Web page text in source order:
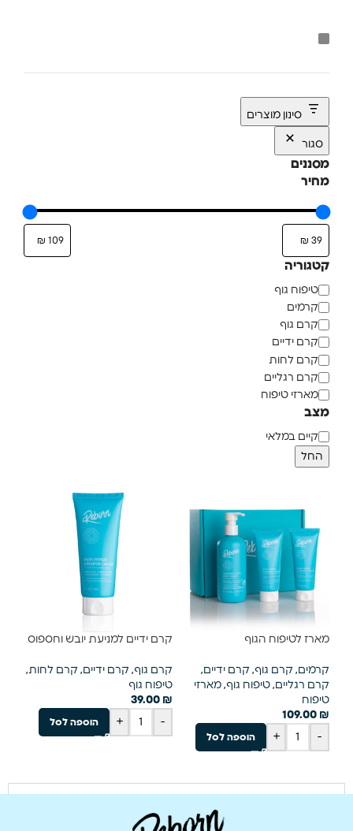
סינון מוצרים
סגור
מסננים
מחיר
קטגוריה
טיפוח גוף
קרמים
קרם גוף
קרם ידיים
קרם לחות
קרם רגליים
מארזי טיפוח
מצב
קיים במלאי
החל
מארז לטיפוח הגוף
קרמים, קרם גוף, קרם ידיים,
קרם רגליים, טיפוח גוף, מארזי
טיפוח
109.00 ₪
-
+ הוספה לסל
קרם ידיים למניעת יובש וחספוס
קרם גוף, קרם ידיים, קרם לחות,
טיפוח גוף
39.00 ₪
-
+ הוספה לסל